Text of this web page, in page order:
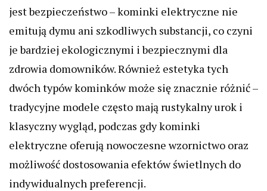
jest bezpieczeństwo – kominki elektryczne nie
emitują dymu ani szkodliwych substancji, co czyni
je bardziej ekologicznymi i bezpiecznymi dla
zdrowia domowników. Również estetyka tych
dwóch typów kominków może się znacznie różnić –
tradycyjne modele często mają rustykalny urok i
klasyczny wygląd, podczas gdy kominki
elektryczne oferują nowoczesne wzornictwo oraz
możliwość dostosowania efektów świetlnych do
indywidualnych preferencji.